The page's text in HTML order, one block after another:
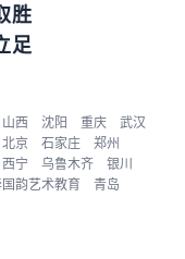
胜
足
山西 沈阳 重庆
武汉
北京 石家庄
郑州
西宁 乌鲁木齐
银川
韵艺术教育
青岛